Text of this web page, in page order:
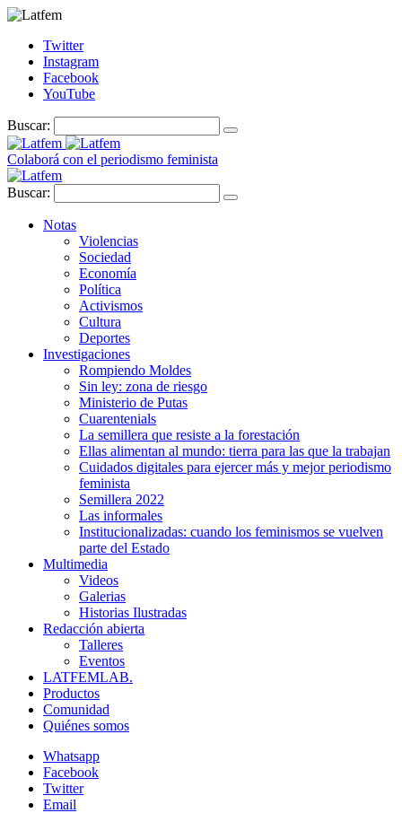
Twitter
Instagram
Facebook
YouTube
Buscar:
Colaborá con el periodismo feminista
Buscar:
Notas
Violencias
Sociedad
Economía
Política
Activismos
Cultura
Deportes
Investigaciones
Rompiendo Moldes
Sin ley: zona de riesgo
Ministerio de Putas
Cuarentenials
La semillera que resiste a la forestación
Ellas alimentan al mundo: tierra para las que la trabajan
Cuidados digitales para ejercer más y mejor periodismo
feminista
Semillera 2022
Las informales
Institucionalizadas: cuando los feminismos se vuelven
parte del Estado
Multimedia
Videos
Galerias
Historias Ilustradas
Redacción abierta
Talleres
Eventos
LATFEMLAB.
Productos
Comunidad
Quiénes somos
Whatsapp
Facebook
Twitter
Email